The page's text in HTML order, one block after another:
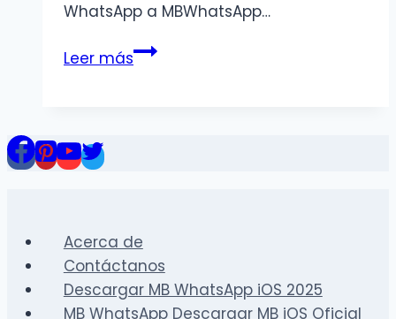
WhatsApp a MBWhatsApp…
Leer másCómo
|
Guía
fácil
paso
Acerca de
Contáctanos
Descargar MB WhatsApp iOS 2025
MB WhatsApp Descargar MB iOS Oficial